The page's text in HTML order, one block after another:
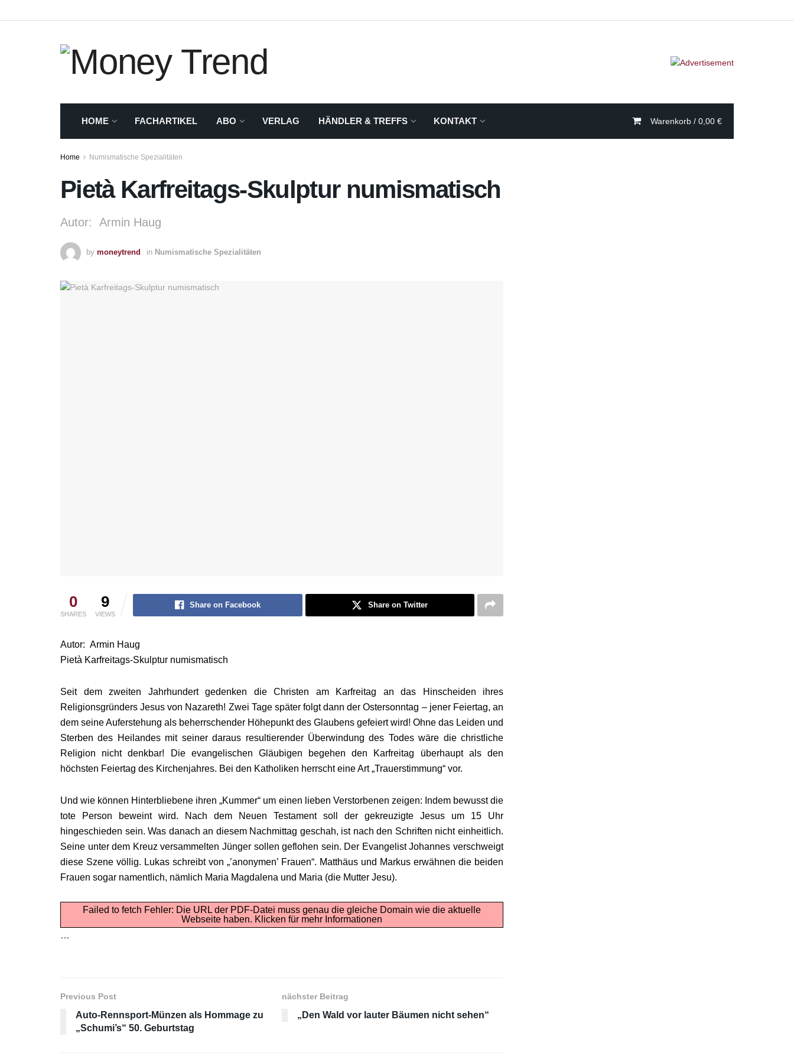
HOME FACHARTIKEL ABO VERLAG HÄNDLER & TREFFS KONTAKT Warenkorb / 0,00 €
Home Numismatische Spezialitäten
Pietà Karfreitags-Skulptur numismatisch
Autor: Armin Haug
by moneytrend in Numismatische Spezialitäten
0
SHARES
9
VIEWS
Share on Facebook Share on Twitter
Autor: Armin Haug
Pietà Karfreitags-Skulptur numismatisch
Seit dem zweiten Jahrhundert gedenken die Christen am Karfreitag an das Hinscheiden ihres
Religionsgründers Jesus von Nazareth! Zwei Tage später folgt dann der Ostersonntag – jener Feiertag, an
dem seine Auferstehung als beherrschender Höhepunkt des Glaubens gefeiert wird! Ohne das Leiden und
Sterben des Heilandes mit seiner daraus resultierender Überwindung des Todes wäre die christliche
Religion nicht denkbar! Die evangelischen Gläubigen begehen den Karfreitag überhaupt als den
höchsten Feiertag des Kirchenjahres. Bei den Katholiken herrscht eine Art „Trauerstimmung“ vor.
Und wie können Hinterbliebene ihren „Kummer“ um einen lieben Verstorbenen zeigen: Indem bewusst die
tote Person beweint wird. Nach dem Neuen Testament soll der gekreuzigte Jesus um 15 Uhr
hingeschieden sein. Was danach an diesem Nachmittag geschah, ist nach den Schriften nicht einheitlich.
Seine unter dem Kreuz versammelten Jünger sollen geflohen sein. Der Evangelist Johannes verschweigt
diese Szene völlig. Lukas schreibt von „’anonymen’ Frauen“. Matthäus und Markus erwähnen die beiden
Frauen sogar namentlich, nämlich Maria Magdalena und Maria (die Mutter Jesu).
Failed to fetch Fehler: Die URL der PDF-Datei muss genau die gleiche Domain wie die aktuelle
Webseite haben. Klicken für mehr Informationen
…
Previous Post
Auto-Rennsport-Münzen als Hommage zu
„Schumi’s“ 50. Geburtstag
nächster Beitrag
„Den Wald vor lauter Bäumen nicht sehen“